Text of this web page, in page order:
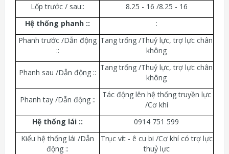
Lốp trước / sau::
8.25 - 16 /8.25 - 16
Hệ thống phanh ::
:
Phanh trước /Dẫn động
::
Tang trống /Thuỷ lực, trợ lực chân
không
Phanh sau /Dẫn động ::
Tang trống /Thuỷ lực, trợ lực chân
không
Phanh tay /Dẫn động ::
Tác động lên hệ thống truyền lực
/Cơ khí
Hệ thống lái ::
0914 751 599
Kiểu hệ thống lái /Dẫn
động ::
Trục vít - ê cu bi /Cơ khí có trợ lực
thuỷ lực